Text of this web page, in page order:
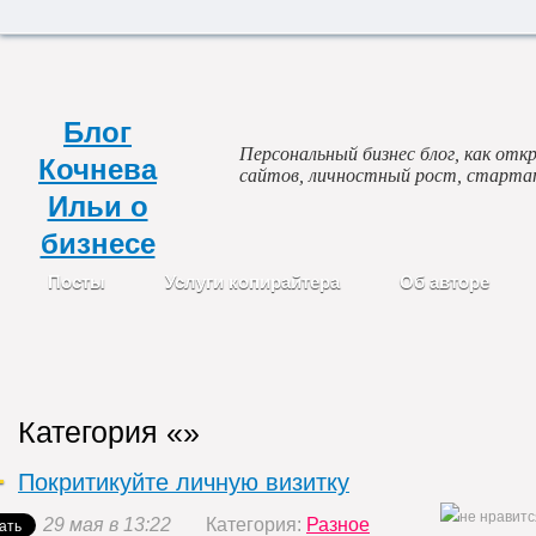
Категория «»
Покритикуйте личную визитку
29 мая в 13:22 Категория: Разное
Блог
Кочнева
Ильи о
бизнесе
Персональный бизнес блог, как
сайтов, личностный рост,
Посты Услуги копирайтера Об авторе